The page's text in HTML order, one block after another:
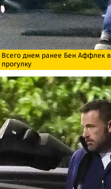
Всего днем ​​ранее Бен Аффлек
прогулку